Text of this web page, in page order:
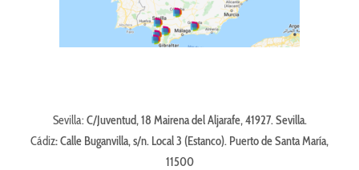
Sevilla: C/Juventud, 18 Mairena del Aljarafe, 41927. Sevilla.
Cádiz:Calle Buganvilla, s/n. Local 3 (Estanco). Puerto de Santa María,
11500